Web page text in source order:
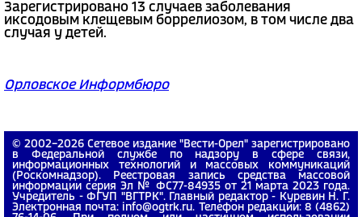
Зарегистрировано 13 случаев заболевания
иксодовым клещевым боррелиозом, в том числе два
случая у детей.
Орловское Информбюро
© 2002−2026 Сетевое издание "Вести-Орел" зарегистрировано
в Федеральной службе по надзору в сфере связи,
информационных технологий и массовых коммуникаций
(Роскомнадзор). Реестровая запись средства массовой
информации серия Эл № ФС77-84935 от 21 марта 2023 года.
Учредитель - ФГУП "ВГТРК". Главный редактор - Куревин Н. Г.
Электронная почта: info@ogtrk.ru. Телефон редакции: 8 (4862)